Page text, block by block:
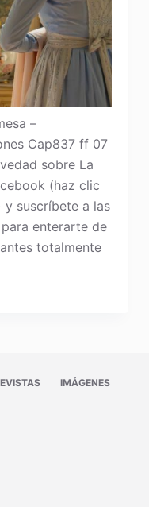
–
Cap837 ff 07
sobre La
(haz clic
suscríbete a las
enterarte de
totalmente
IMÁGENES